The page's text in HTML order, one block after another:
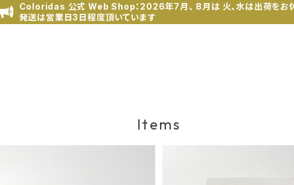
Coloridas 公式 Web Shop：2026年7月、 8月は 火、水は出荷をお
発送は営業日3日程度頂いています
Items